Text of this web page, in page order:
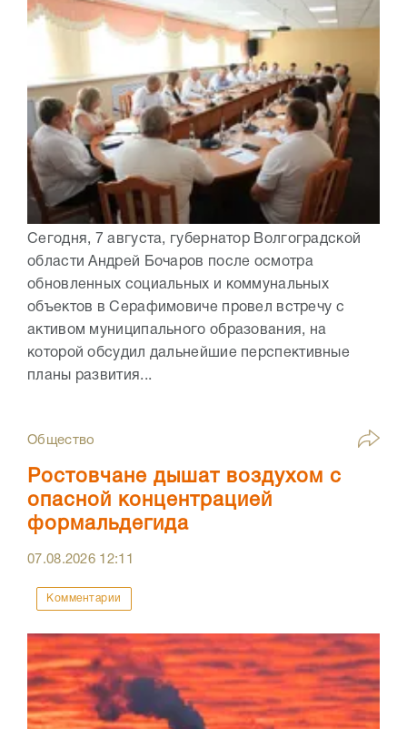
Сегодня, 7 августа, губернатор Волгоградской
области Андрей Бочаров после осмотра
обновленных социальных и коммунальных
объектов в Серафимовиче провел встречу с
активом муниципального образования, на
которой обсудил дальнейшие перспективные
планы развития...
Общество
Ростовчане дышат воздухом с
опасной концентрацией
формальдегида
07.08.2026 12:11
Комментарии